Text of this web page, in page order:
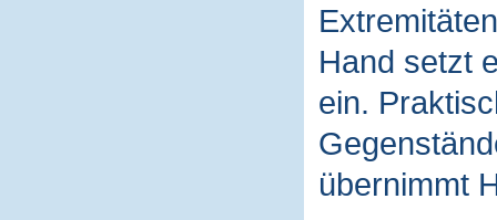
Hand setzt
ein.
übernimmt